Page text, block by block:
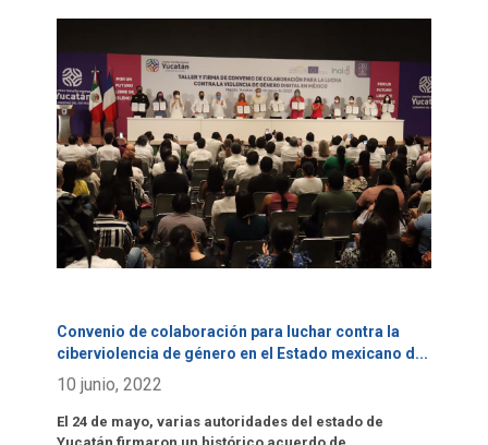
Click para leer más.
Convenio de colaboración para luchar contra la
ciberviolencia de género en el Estado mexicano d ...
10 junio, 2022
El 24 de mayo, varias autoridades del estado de